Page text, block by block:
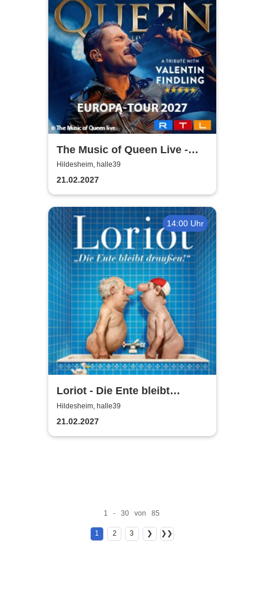
The Music of Queen Live -
Tour 2027
Hildesheim, halle39
21.02.2027
14:00 Uhr
Loriot - Die Ente bleibt
draußen!
Hildesheim, halle39
21.02.2027
1 - 30 von 85
1 2 3 ❯ ❯❯